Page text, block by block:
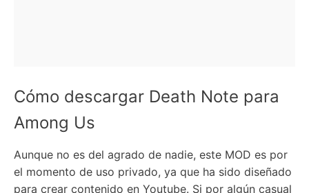
Cómo descargar Death Note para
Among Us
Aunque no es del agrado de nadie, este MOD es por
el momento de uso privado, ya que ha sido diseñado
para crear contenido en Youtube. Si por algún casual